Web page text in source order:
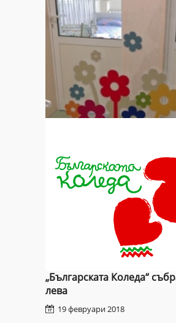
Подпомогнати са
„Българската Коледа“ 2017/
14 март 2018
Петнадесетото издание на
„Българската Коледа“
лева
19 февруари 2018